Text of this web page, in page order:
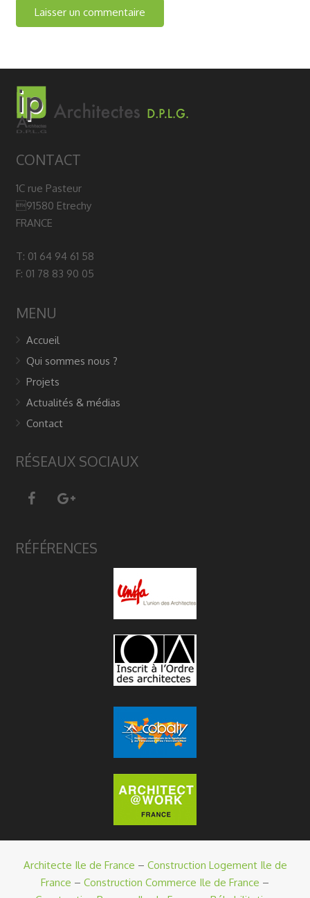
CONTACT
1C rue Pasteur
91580 Etrechy
FRANCE
T: 01 64 94 61 58
F: 01 78 83 90 05
MENU
Accueil
Qui sommes nous ?
Projets
Actualités & médias
Contact
RÉSEAUX SOCIAUX
RÉFÉRENCES
Architecte Ile de France – Construction Logement Ile de
France – Construction Commerce Ile de France –